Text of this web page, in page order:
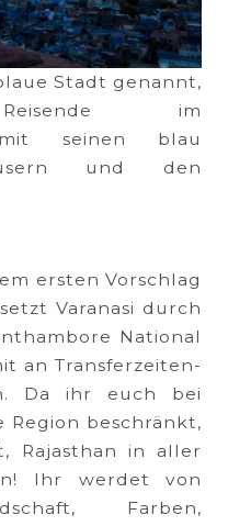
Stadt genannt,
im
mit seinen blau
und den
ersten Vorschlag
Varanasi durch
National
an Transferzeiten-
Da ihr euch bei
Region beschränkt,
Rajasthan in aller
Ihr werdet von
Farben,